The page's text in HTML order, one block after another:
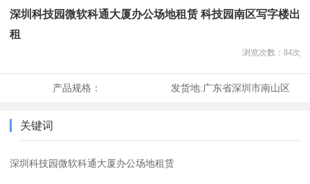
深圳科技园微软科通大厦办公场地租赁 科技园南区写字楼出
租
浏览次数： 84次
产品规格： 发货地:广东省深圳市南山区
关键词
深圳科技园微软科通大厦办公场地租赁